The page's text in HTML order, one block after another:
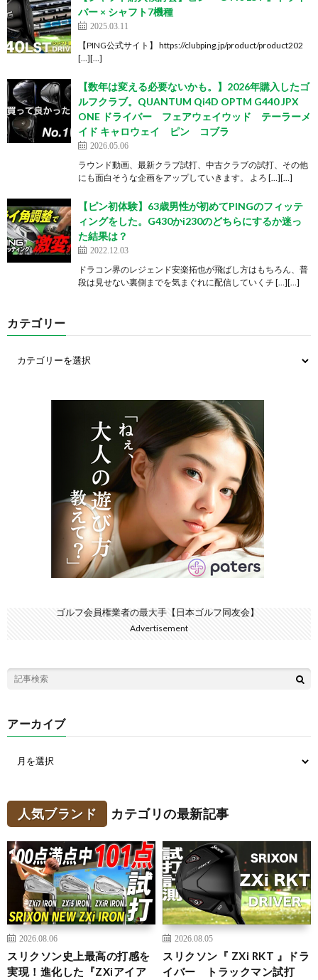
バー × シャフト7機種
2025.03.11
【PING公式サイト】 https://clubping.jp/product/product202
[…][…]
【数年は変える必要ないかも。】2026年購入したゴ
ルフクラブ。QUANTUM Qi4D OPTM G440 JPX
ONE ドライバー フェアウェイウッド テーラーメ
イド キャロウェイ ピン コブラ
2026.05.06
ラウンド動画、最新クラブ試打、中古クラブの試打、その他
にも面白そうな企画をアップしていきます。 よろ […][…]
【ピン初体験】63歳男性が初めてPINGのフィッテ
ィングをした。G430かi230のどちらにするか迷っ
た結果は？
2022.12.03
ドラコン界のレジェンド安楽拓也が飛ばし方はもちろん、普
段は見せない裏側までを気まぐれに配信していくチ […][…]
カテゴリー
ゴルフ会員権業者の最大手【日本ゴルフ同友会】
Advertisement
アーカイブ
人気ブランド カテゴリの最新記事
2026.08.06
スリクソン史上最高の打感を
実現！進化した『ZXiアイア
2026.08.05
スリクソン『 ZXi RKT 』ドラ
イバー トラックマン試打